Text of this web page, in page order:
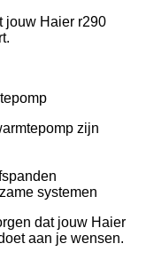
jouw Haier r290
zijn
systemen
dat jouw Haier
aan je wensen.